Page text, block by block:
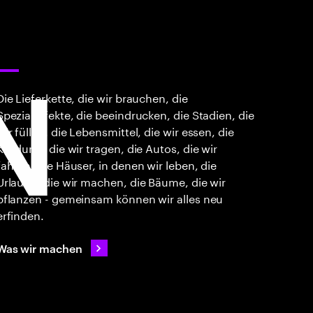
Lieferkette, die wir brauchen, die
die beeindrucken, die Stadien, die
füllen, die Lebensmittel, die wir essen, die
die wir tragen, die Autos, die wir
die Häuser, in denen wir leben, die
die wir machen, die Bäume, die wir
- gemeinsam können wir alles neu
wir machen